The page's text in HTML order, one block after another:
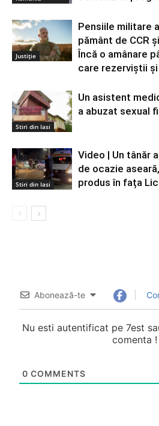
Justiție
Pensiile militare
pământ de CCR
Încă o amânare
care rezerviștii
Stiri din Iasi
Un asistent
a abuzat sexual
Stiri din Iasi
Video | Un tânăr
de ocazie
produs în fața
Abonează-te
Nu esti autentificat pe 7est
comenta !
0 COMMENTS